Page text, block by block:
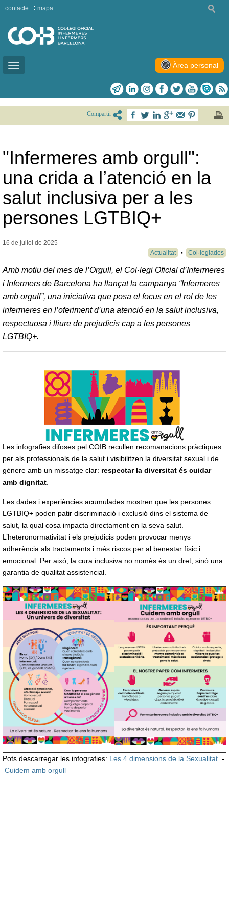
Toggle
contacte mapa
Àrea personal
Compartir
"Infermeres amb orgull":
una crida a l’atenció en la
salut inclusiva per a les
persones LGTBIQ+
16 de juliol de 2025
Actualitat
Col·legiades
Amb motiu del mes de l’Orgull, el Col·legi Oficial d’Infermeres
i Infermers de Barcelona ha llançat la campanya “Infermeres
amb orgull”, una iniciativa que posa el focus en el rol de les
infermeres en l’oferiment d’una atenció en la salut inclusiva,
respectuosa i lliure de prejudicis cap a les persones
LGTBIQ+.
Les infografies difoses pel COIB recullen recomanacions pràctiques
per als professionals de la salut i visibilitzen la diversitat sexual i de
gènere amb un missatge clar: respectar la diversitat és cuidar
amb dignitat.
Les dades i experiències acumulades mostren que les persones
LGTBIQ+ poden patir discriminació i exclusió dins el sistema de
salut, la qual cosa impacta directament en la seva salut.
L’heteronormativitat i els prejudicis poden provocar menys
adherència als tractaments i més riscos per al benestar físic i
emocional. Per això, la cura inclusiva no només és un dret, sinó una
garantia de qualitat assistencial.
Pots descarregar les infografies: Les 4 dimensions de la Sexualitat -
Cuidem amb orgull